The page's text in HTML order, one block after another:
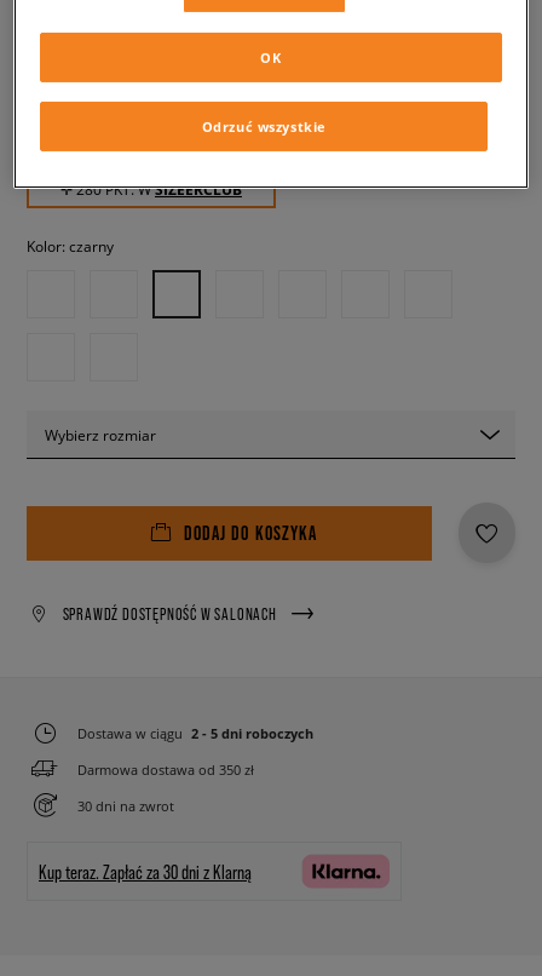
ADIDAS SPODNIE SST TP
✛ 280 PKT. WSIZEERCLUB
Kolor: czarny
Wybierz rozmiar
DODAJ DO KOSZYKA
SPRAWDŹ DOSTĘPNOŚĆ W SALONACH
Dostawa w ciągu 2 - 5 dni roboczych
Darmowa dostawa od 350 zł
30 dni na zwrot
Kup teraz. Zapłać za 30 dni z Klarną
Odrzuć wszystkie
OK